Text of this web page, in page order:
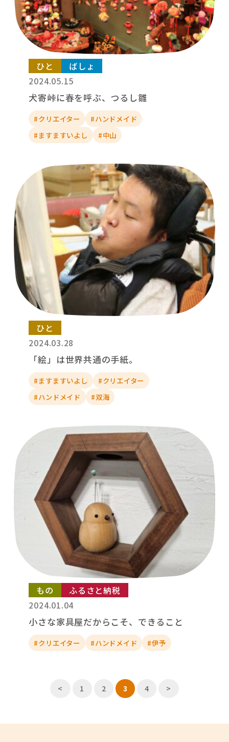
ひと ばしょ
2024.05.15
犬寄峠に春を呼ぶ、つるし雛
#クリエイター
#ハンドメイド
#ますますいよし
#中山
ひと
2024.03.28
「絵」は世界共通の手紙。
#ますますいよし
#クリエイター
#ハンドメイド
#双海
もの ふるさと納税
2024.01.04
小さな家具屋だからこそ、できること
#クリエイター #ハンドメイド #伊予
< 1 2 3 4 >